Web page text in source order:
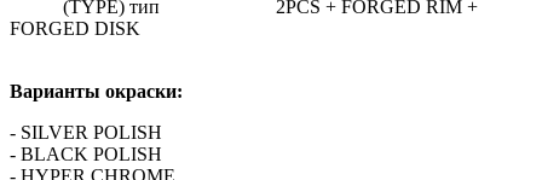
(TYPE) тип 2PCS + FORGED RIM +
FORGED DISK
Варианты окраски:
- SILVER POLISH
- BLACK POLISH
- HYPER CHROME